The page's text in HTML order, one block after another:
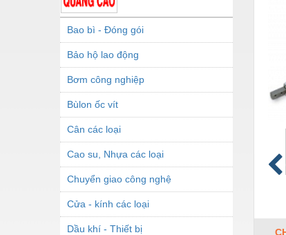
Bao bì - Đóng gói
Bảo hộ lao động
Bơm công nghiệp
Bùlon ốc vít
Cân các loại
Cao su, Nhựa các loại
Chuyển giao công nghệ
Cửa - kính các loại
Dầu khí - Thiết bị